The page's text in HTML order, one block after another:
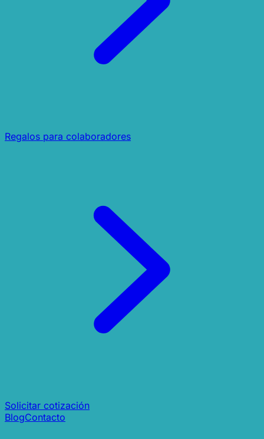
Regalos para colaboradores
Solicitar cotización
BlogContacto